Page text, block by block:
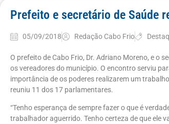
Prefeito e secretário de Saúde
05/09/2018 Redação Cabo Frio
O prefeito de Cabo Frio, Dr. Adriano Moreno, e o
os vereadores do município. O encontro serviu
importância de os poderes realizarem um
reuniu 11 dos 17 parlamentares.
“Tenho esperança de sempre fazer o que é
trabalhador aguerrido. Tenho certeza de que ele